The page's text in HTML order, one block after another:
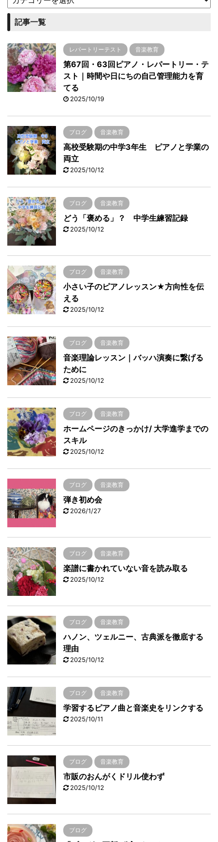
記事一覧
レパートリーテスト 音楽教育
第67回・63回ピアノ・レパートリー・テ
スト｜時間や日にちの自己管理能力を育
てる
2025/10/19
ブログ 音楽教育
高校受験期の中学3年生 ピアノと学業の
両立
2025/10/12
ブログ 音楽教育
どう「褒める」？ 中学生練習記録
2025/10/12
ブログ 音楽教育
小さい子のピアノレッスン★方向性を伝
える
2025/10/12
ブログ 音楽教育
音楽理論レッスン｜バッハ演奏に繋げる
ために
2025/10/12
ブログ 音楽教育
ホームページのきっかけ/ 大学進学までの
スキル
2025/10/12
ブログ 音楽教育
弾き初め会
2026/1/27
ブログ 音楽教育
楽譜に書かれていない音を読み取る
2025/10/12
ブログ 音楽教育
ハノン、ツェルニー、古典派を徹底する
理由
2025/10/12
ブログ 音楽教育
学習するピアノ曲と音楽史をリンクする
2025/10/11
ブログ 音楽教育
市販のおんがくドリル使わず
2025/10/12
ブログ